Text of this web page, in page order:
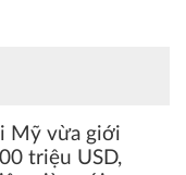
Mỹ vừa giới
triệu USD,